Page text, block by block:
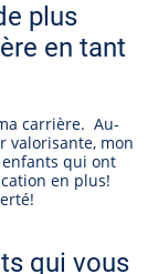
plus
en tant
carrière. Au-
valorisante, mon
qui ont
en plus!
qui vous